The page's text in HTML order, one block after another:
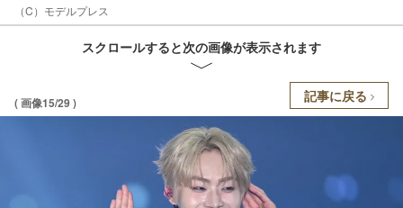
（C）モデルプレス
スクロールすると次の画像が表示されます
( 画像15/29 ) 記事に戻る